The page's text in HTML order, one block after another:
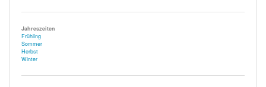
Jahreszeiten
Frühling
Sommer
Herbst
Winter